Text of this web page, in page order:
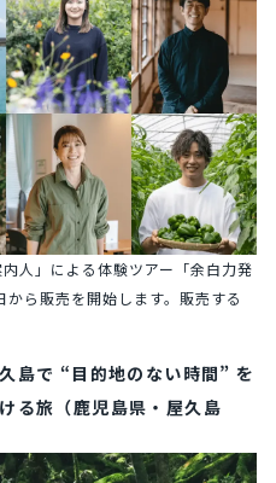
人」による体験ツアー「余白力発
ら販売を開始します。販売する
島で “目的地のない時間” を
る旅（鹿児島県・屋久島